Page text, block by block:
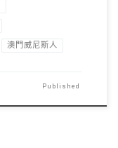
澳門威尼斯人
Published